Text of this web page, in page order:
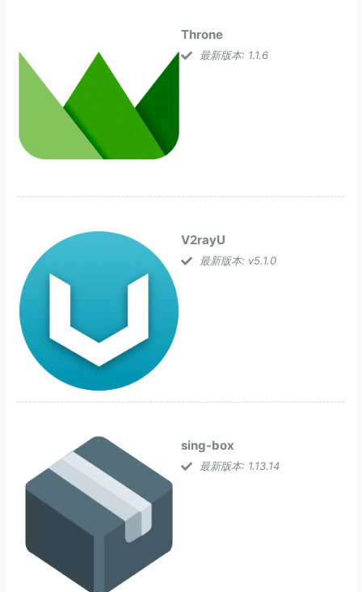
Throne
最新版本: 1.1.6
V2rayU
最新版本: v5.1.0
sing-box
最新版本: 1.13.14